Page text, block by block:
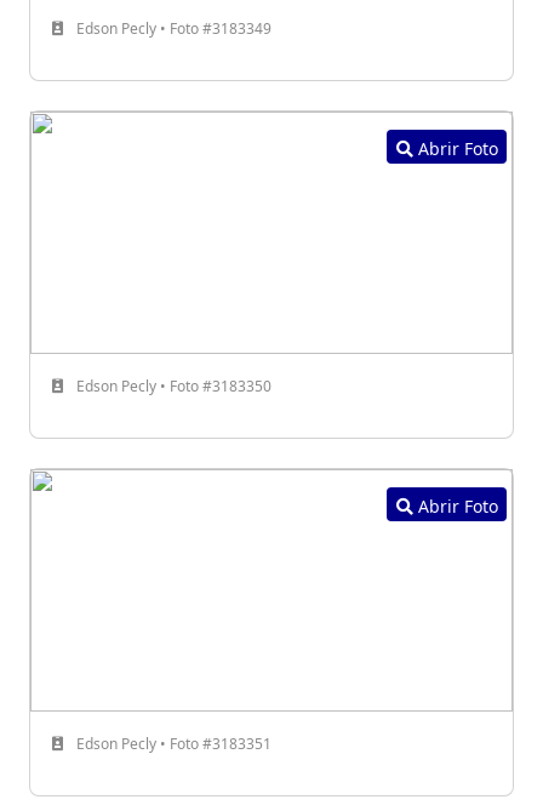
Edson Pecly • Foto #3183349
Abrir Foto
Edson Pecly • Foto #3183350
Abrir Foto
Edson Pecly • Foto #3183351